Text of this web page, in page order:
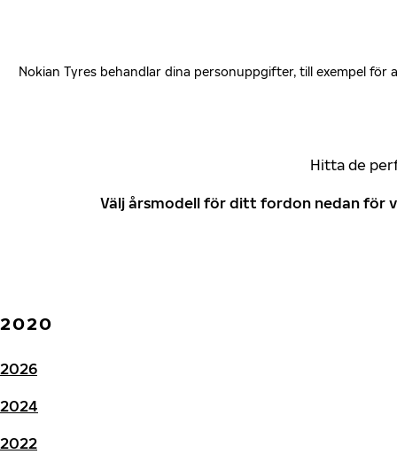
Nokian Tyres behandlar dina personuppgifter, till exempel
Hitta de
Välj årsmodell för ditt fordon nedan för
2020
2026
2024
2022